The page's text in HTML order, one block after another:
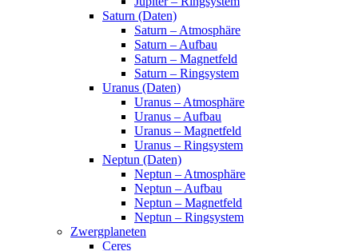
Saturn (Daten)
Saturn – Atmosphäre
Saturn – Aufbau
Saturn – Magnetfeld
Saturn – Ringsystem
Uranus (Daten)
Uranus – Atmosphäre
Uranus – Aufbau
Uranus – Magnetfeld
Uranus – Ringsystem
Neptun (Daten)
Neptun – Atmosphäre
Neptun – Aufbau
Neptun – Magnetfeld
Neptun – Ringsystem
Zwergplaneten
Ceres